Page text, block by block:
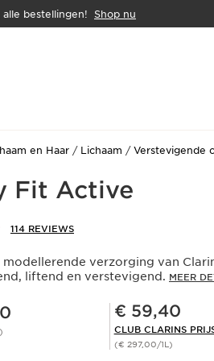
alle bestellingen! Shop nu
en Haar Lichaam Verstevigende
Fit Active
114 REVIEWS
modellerende verzorging van
liftend en verstevigend. MEER
Club Clarins Prijs € 59,40
€ 59,40
CLUB CLARINS
(€ 297,00/1L)